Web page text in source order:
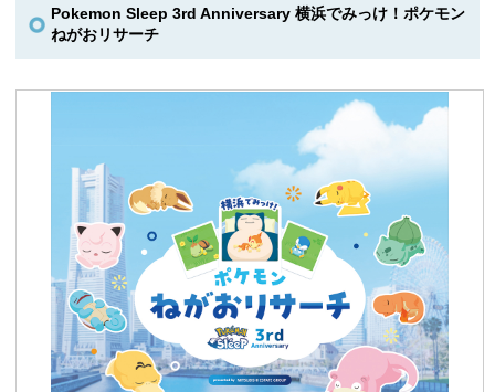
Pokemon Sleep 3rd Anniversary 横浜でみっけ！ポケモン
ねがおリサーチ